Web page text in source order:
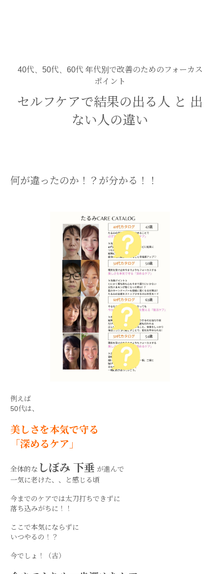
40代、50代、60代 年代別で改善のためのフォーカス
ポイント
セルフケアで結果の出る人 と 出
ない人の違い
何が違ったのか！？が分かる！！
例えば
50代は、
美しさを本気で守る
「深めるケア」
全体的な しぼみ 下垂 が進んで
一気に老けた、、と感じる頃
今までのケアでは太刀打ちできずに
落ち込みがちに！！
ここで本気にならずに
いつやるの！？
今でしょ！（古）